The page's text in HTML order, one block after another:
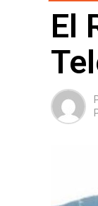
El